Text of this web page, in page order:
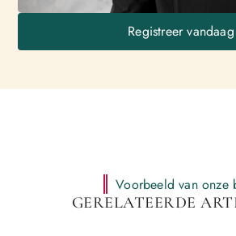
Registreer vandaag
Voorbeeld van onze
GERELATEERDE